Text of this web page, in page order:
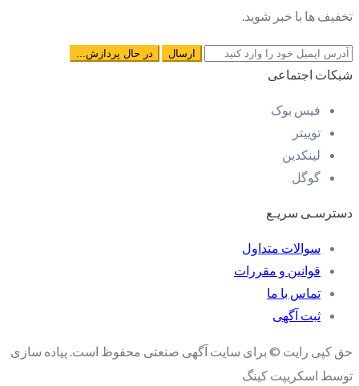
تخفیف ها با خبر شوید.
شبکات اجتماعی
فیس بوک
توییتر
لینکدین
گوگل
دسترسـی سریـع
سوالات متداول
قوانین و مقررات
تماس با ما
ثبت آگهی
حق کپی رایت © برای سایت آگهی صنعتی محفوظ است. پیاده سازی
توسط اسکریپت کینگ